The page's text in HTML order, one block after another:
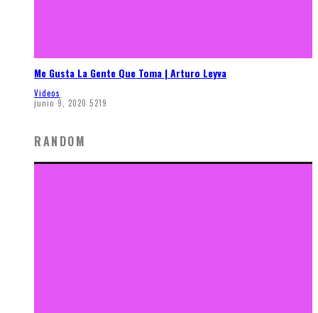
Me Gusta La Gente Que Toma | Arturo Leyva
Videos
junio 9, 2020 5219
RANDOM